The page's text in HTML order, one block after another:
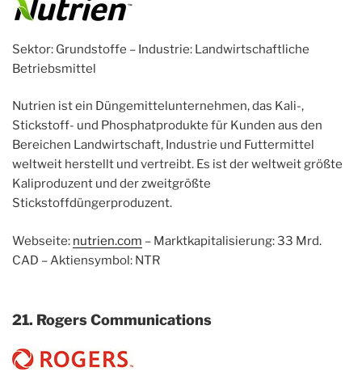
Sektor: Grundstoffe – Industrie: Landwirtschaftliche
Betriebsmittel
Nutrien ist ein Düngemittelunternehmen, das Kali-,
Stickstoff- und Phosphatprodukte für Kunden aus den
Bereichen Landwirtschaft, Industrie und Futtermittel
weltweit herstellt und vertreibt. Es ist der weltweit größte
Kaliproduzent und der zweitgrößte
Stickstoffdüngerproduzent.
Webseite: nutrien.com – Marktkapitalisierung: 33 Mrd.
CAD – Aktiensymbol: NTR
21. Rogers Communications